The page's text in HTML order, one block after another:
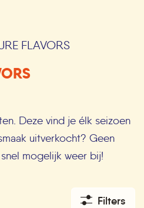
FLAVORS
Deze vind je élk seizoen
uitverkocht? Geen
mogelijk weer bij!
Filters